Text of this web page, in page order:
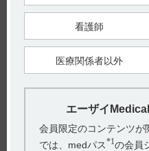
【引用】
1）ジプロフィリン注300mg
4．効能又は効果
【更新年月】
関連するQ&A
看護師
医療関係者以外
エーザイ
会員限定のコンテンツが
では、medパス*1の会員